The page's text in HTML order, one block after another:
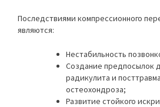
Последствиями компрессионного
являются:
Нестабильность
Создание предпосылок
радикулита и
остеохондроза;
Развитие стойкого